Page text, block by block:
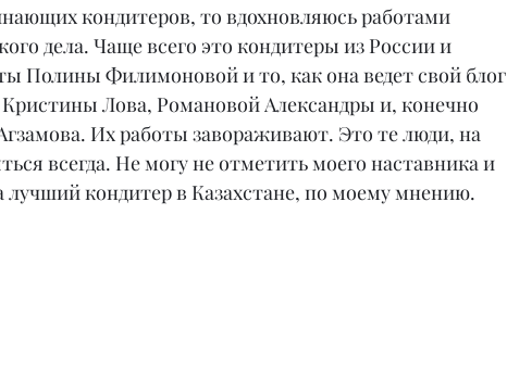
кондитеров, то вдохновляюсь работами
дела. Чаще всего это кондитеры из России и
Полины Филимоновой и то, как она ведет свой блог
Лова, Романовой Александры и, конечно
Их работы завораживают. Это те люди, на
всегда. Не могу не отметить моего наставника и
кондитер в Казахстане, по моему мнению.